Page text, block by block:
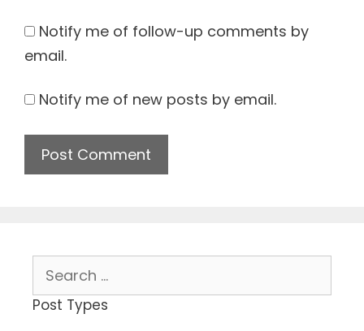
Notify me of follow-up comments by
email.
Notify me of new posts by email.
for:
Post Types